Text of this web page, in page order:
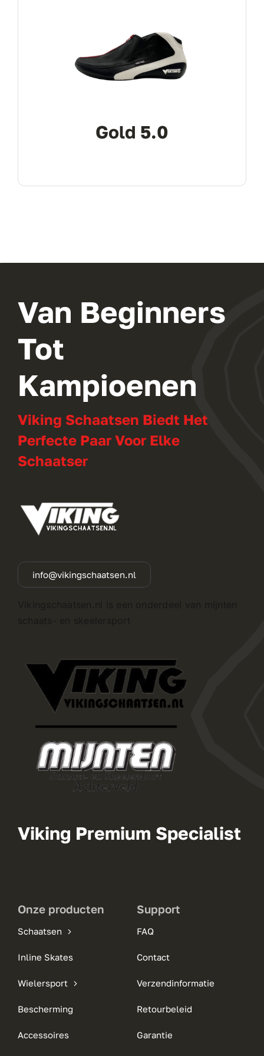
Gold 5.0
Van Beginners
Tot
Kampioenen
Viking Schaatsen Biedt Het
Perfecte Paar Voor Elke
Schaatser
info@vikingschaatsen.nl
Viking Premium Specialist
Onze producten
Schaatsen
Inline Skates
Wielersport
Bescherming
Accessoires
Support
FAQ
Contact
Verzendinformatie
Retourbeleid
Garantie